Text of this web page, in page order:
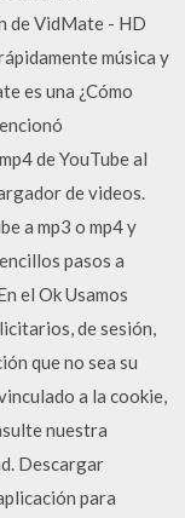
de VidMate - HD
música y
es una ¿Cómo
de YouTube al
de videos.
a mp3 o mp4 y
pasos a
el Ok Usamos
de sesión,
que no sea su
a la cookie,
nuestra
Descargar
para